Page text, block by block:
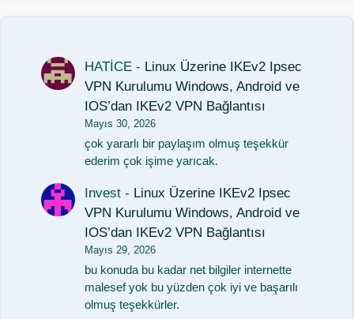
HATİCE - Linux Üzerine IKEv2 Ipsec
VPN Kurulumu Windows, Android ve
IOS’dan IKEv2 VPN Bağlantısı
Mayıs 30, 2026
çok yararlı bir paylaşım olmuş teşekkür
ederim çok işime yarıcak.
Invest - Linux Üzerine IKEv2 Ipsec
VPN Kurulumu Windows, Android ve
IOS’dan IKEv2 VPN Bağlantısı
Mayıs 29, 2026
bu konuda bu kadar net bilgiler internette
malesef yok bu yüzden çok iyi ve başarılı
olmuş teşekkürler.